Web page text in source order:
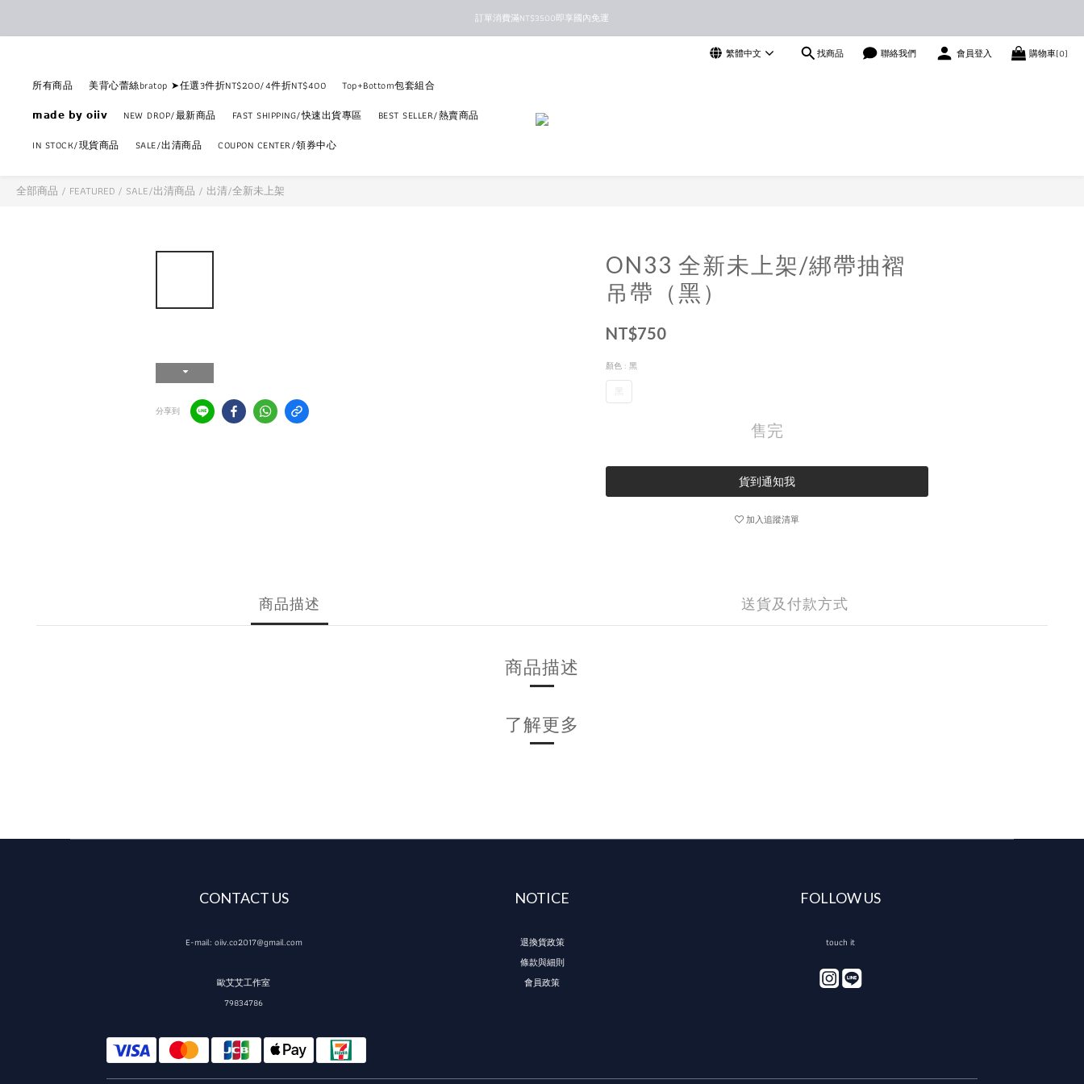
新馬港澳順豐到付配送
訂單消費滿NT$3500即享國內免運
繁體中文 找商品 聯絡我們 會員登入 購物車(0)
所有商品 美背心蕾絲bratop ➤任選3件折NT$200/4件折NT$400
Top+Bottom包套組合
𝗺𝗮𝗱𝗲 𝗯𝘆 𝗼𝗶𝗶𝘃
NEW DROP/最新商品 FAST SHIPPING/快速出貨專區
BEST SELLER/熱賣商品
IN STOCK/現貨商品
SALE/出清商品 COUPON CENTER/領券中心
全部商品 / FEATURED / SALE/出清商品 / 出清/全新未上架
分享到
ON33 全新未上架/綁帶抽褶
吊帶（黑）
NT$750
顏色 : 黑
售完
貨到通知我
加入追蹤清單
商品描述 送貨及付款方式
商品描述
了解更多
CONTACT US
E-mail: oiiv.co2017@gmail.com
歐艾艾工作室
79834786
NOTICE
退換貨政策
條款與細則
會員政策
FOLLOW US
touch it